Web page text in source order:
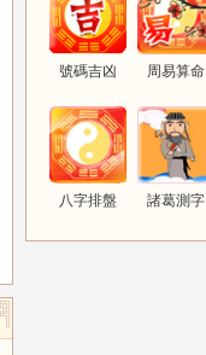
號碼吉凶 周易算命
八字排盤 諸葛測字